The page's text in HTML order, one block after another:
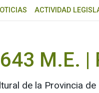
ACTIVIDAD
M.E. |
de la Provincia